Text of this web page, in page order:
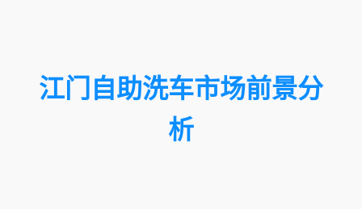
江门自助洗车市场前景分
析